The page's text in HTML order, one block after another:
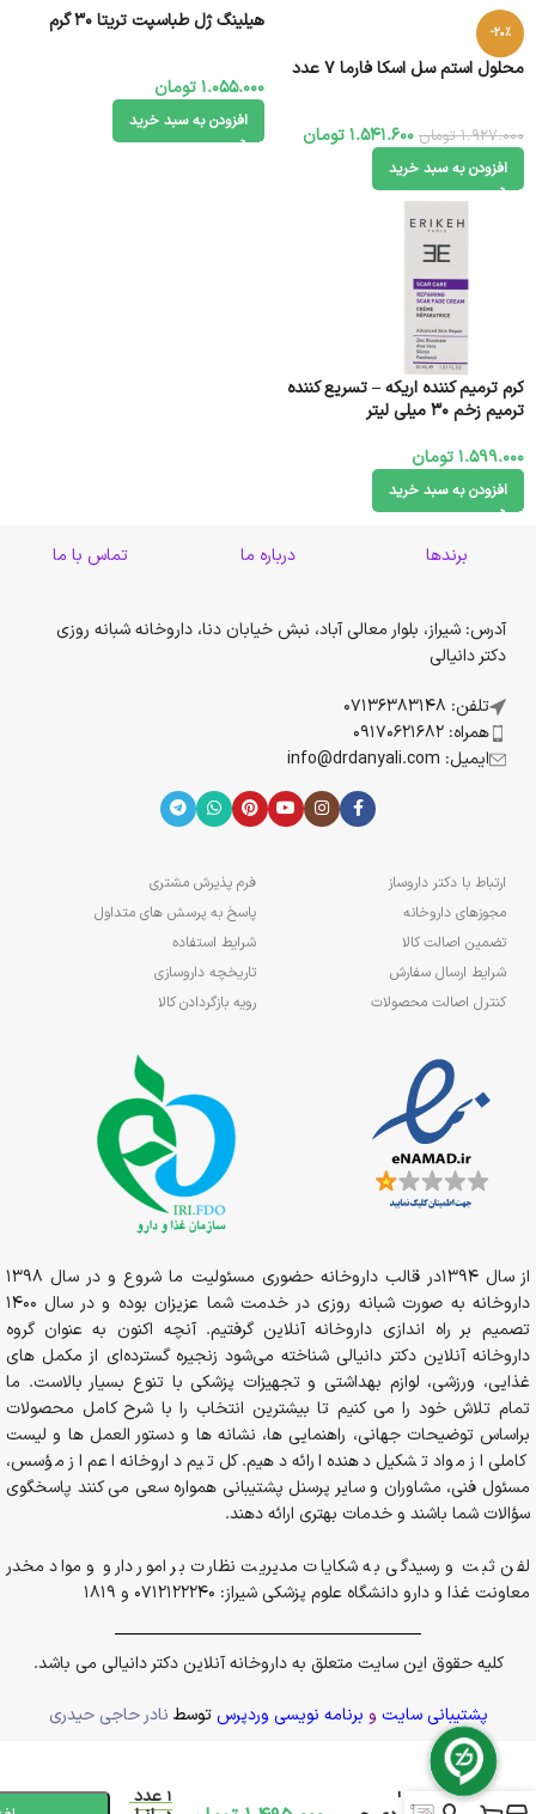
-20%
محلول استم سل اسکا فارما ۷ عدد
1.927.000 تومان 1.541.600تومان
افزودن به سبد خرید
هیلینگ ژل طباسپت تریتا 30 گرم
1.055.000تومان
افزودن به سبد خرید
کرم ترمیم کننده اریکه – تسریع کننده
ترمیم زخم 30 میلی لیتر
1.599.000تومان
افزودن به سبد خرید
برندها درباره ما تماس با ما
آدرس: شیراز، بلوار معالی آباد، نبش خیابان دنا، داروخانه شبانه روزی
دکتر دانیالی
تلفن: 07136383148
همراه: 09170621682
ایمیل: info@drdanyali.com
ارتباط با دکتر داروساز
مجوزهای داروخانه
تضمین اصالت کالا
شرایط ارسال سفارش
کنترل اصالت محصولات
فرم پذیرش مشتری
پاسخ به پرسش های متداول
شرایط استفاده
تاریخچه داروسازی
رویه بازگردادن کالا
از سال 1394در قالب داروخانه حضوری مسئولیت ما شروع و در سال 1398
داروخانه به صورت شبانه روزی در خدمت شما عزیزان بوده و در سال 1400
تصمیم بر راه اندازی داروخانه آنلاین گرفتیم. آنچه اکنون به عنوان گروه
داروخانه آنلاین دکتر دانیالی شناخته می‌شود زنجیره گسترده‌ای از مکمل های
غذایی، ورزشی، لوازم بهداشتی و تجهیزات پزشکی با تنوع بسیار بالاست. ما
تمام تلاش خود را می کنیم تا بیشترین انتخاب را با شرح کامل محصولات
براساس توضیحات جهانی، راهنمایی ها، نشانه ها و دستور العمل ها و لیست
کاملی از مواد تشکیل دهنده ارائه دهیم. کل تیم داروخانه اعم از مؤسس،
مسئول فنی، مشاوران و سایر پرسنل پشتیبانی همواره سعی می کنند پاسخگوی
سؤالات شما باشند و خدمات بهتری ارائه دهند.
لفن ثبت و رسیدگی به شکایات مدیریت نظارت بر امور دارو و مواد مخدر
معاونت غذا و دارو دانشگاه علوم پزشکی شیراز: 0712122240 و 1819
کلیه حقوق این سایت متعلق به داروخانه آنلاین دکتر دانیالی می باشد.
پشتیبانی سایت و برنامه نویسی وردپرس توسط نادر حاجی حیدری
ژل ترمیم کننده
1 عدد